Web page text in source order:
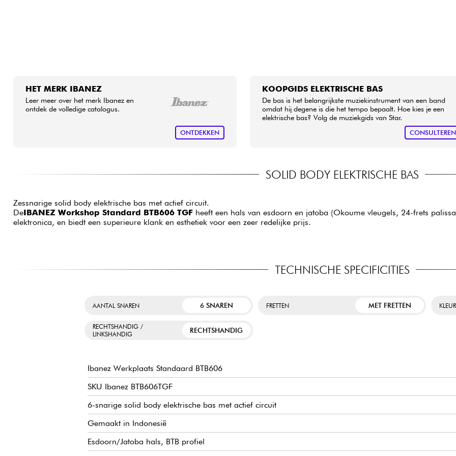
HET MERK IBANEZ
Leer meer over het merk Ibanez en
ontdek de volledige catalogus.
ONTDEKKEN
KOOPGIDS ELEKTRISCHE BAS
De bas is het belangrijkste muziekinstrument van een band
omdat hij degene is die het tempo bepaalt. Hoe kies je een
elektrische bas? Volg de muziekgids van Star.
CONSULTEREN
SOLID BODY ELEKTRISCHE BAS
Zessnarige solid body elektrische bas met actief circuit.
DeIBANEZ Workshop Standard BTB606 TGFheeft een hals van esdoorn en jatoba (Okoume vleugels, 24-frets
elektronica, en biedt een superieure klank en esthetiek voor een zeer redelijke prijs.
TECHNISCHE SPECIFICITIES
AANTAL SNAREN 6 SNAREN FRETTEN MET FRETTEN KLEUR
RECHTSHANDIG /
LINKSHANDIG
RECHTSHANDIG
Ibanez Werkplaats Standaard BTB606
SKU Ibanez BTB606TGF
6-snarige solid body elektrische bas met actief circuit
Gemaakt in Indonesië
Esdoorn/Jatoba hals, BTB profiel